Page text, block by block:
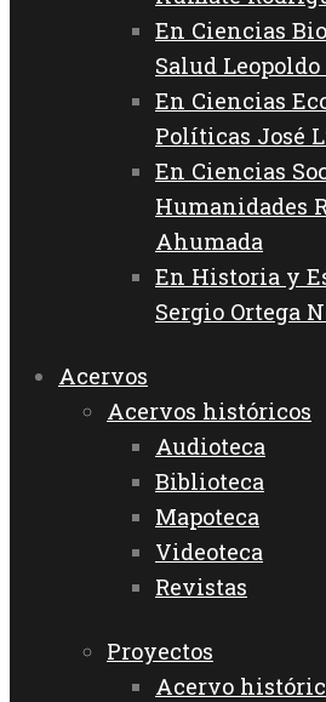
En Ciencias
Salud
En Ciencias
Políticas José
En Ciencias
Humanidades
Ahumada
En Historia y
Sergio Ortega
Acervos
Acervos históricos
Audioteca
Biblioteca
Mapoteca
Videoteca
Revistas
Proyectos
Acervo